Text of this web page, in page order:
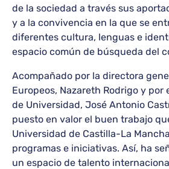
de la sociedad a través sus
y a la convivencia en la que se
diferentes cultura, lenguas e
espacio común de búsqueda del
Acompañado por la directora
Europeos, Nazareth Rodrigo y por
de Universidad, José Antonio
puesto en valor el buen trabajo
Universidad de Castilla-La
programas e iniciativas. Así, ha
un espacio de talento